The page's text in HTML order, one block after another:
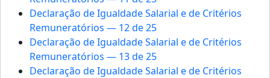
Declaração de Igualdade Salarial e de Critérios
Remuneratórios — 12 de 25
Declaração de Igualdade Salarial e de Critérios
Remuneratórios — 13 de 25
Declaração de Igualdade Salarial e de Critérios